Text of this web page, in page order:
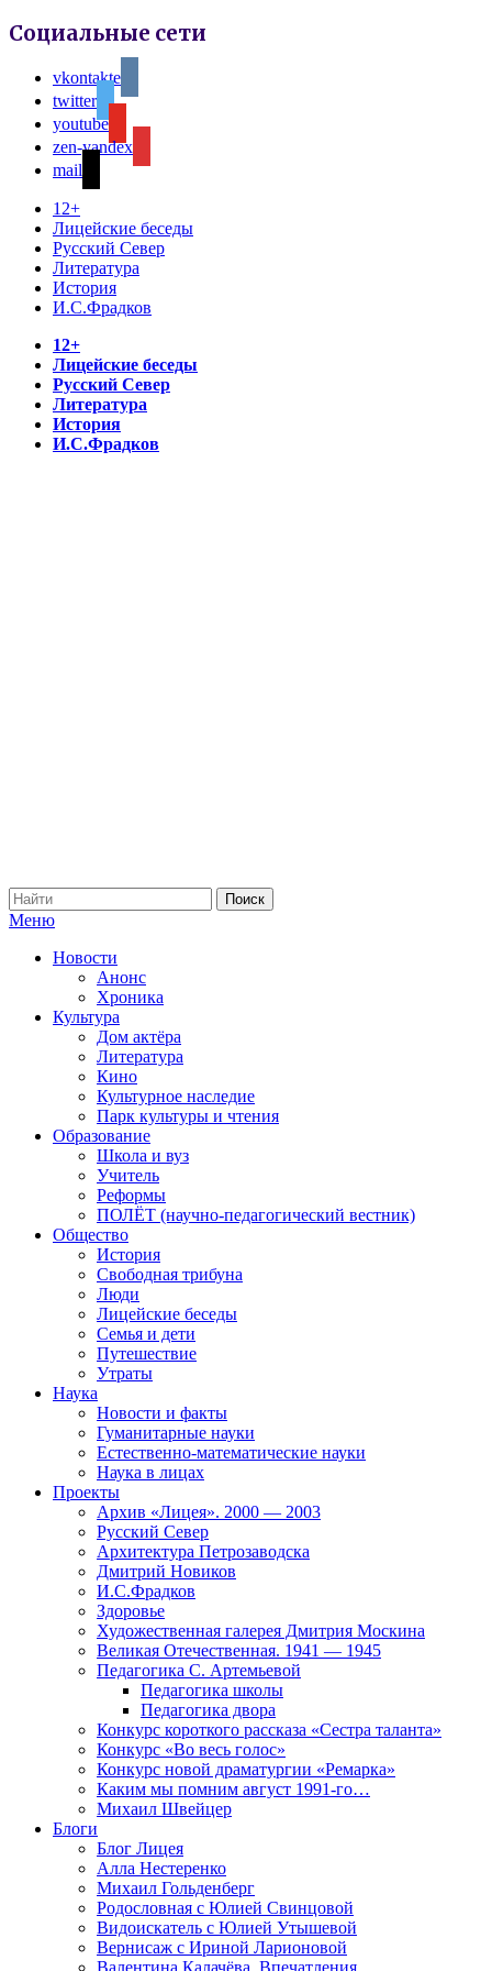
Социальные сети
vkontakte
twitter
youtube
zen-yandex
mail
12+
Лицейские беседы
Русский Север
Литература
История
И.С.Фрадков
12+
Лицейские беседы
Русский Север
Литература
История
И.С.Фрадков
Меню
Новости
Анонс
Хроника
Культура
Дом актёра
Литература
Кино
Культурное наследие
Парк культуры и чтения
Образование
Школа и вуз
Учитель
Реформы
ПОЛЁТ (научно-педагогический вестник)
Общество
История
Свободная трибуна
Люди
Лицейские беседы
Семья и дети
Путешествие
Утраты
Наука
Новости и факты
Гуманитарные науки
Естественно-математические науки
Наука в лицах
Проекты
Архив «Лицея». 2000 — 2003
Русский Север
Архитектура Петрозаводска
Дмитрий Новиков
И.С.Фрадков
Здоровье
Художественная галерея Дмитрия Москина
Великая Отечественная. 1941 — 1945
Педагогика С. Артемьевой
Педагогика школы
Педагогика двора
Конкурс короткого рассказа «Сестра таланта»
Конкурс «Во весь голос»
Конкурс новой драматургии «Ремарка»
Каким мы помним август 1991-го…
Михаил Швейцер
Блоги
Блог Лицея
Алла Нестеренко
Михаил Гольденберг
Родословная с Юлией Свинцовой
Видоискатель с Юлией Утышевой
Вернисаж с Ириной Ларионовой